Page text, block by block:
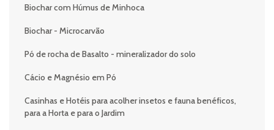
Biochar com Húmus de Minhoca
Biochar - Microcarvão
Pó de rocha de Basalto - mineralizador do solo
Cácio e Magnésio em Pó
Casinhas e Hotéis para acolher insetos e fauna benéficos,
para a Horta e para o Jardim